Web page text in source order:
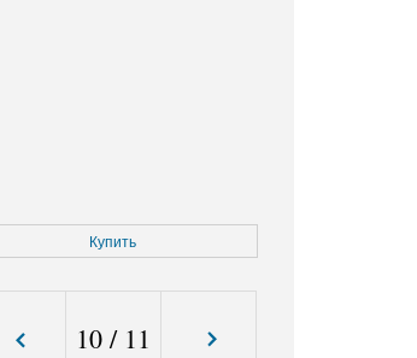
Купить
10/ 11